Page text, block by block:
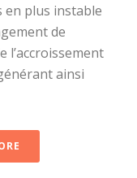
plus instable
de
l’accroissement
ainsi